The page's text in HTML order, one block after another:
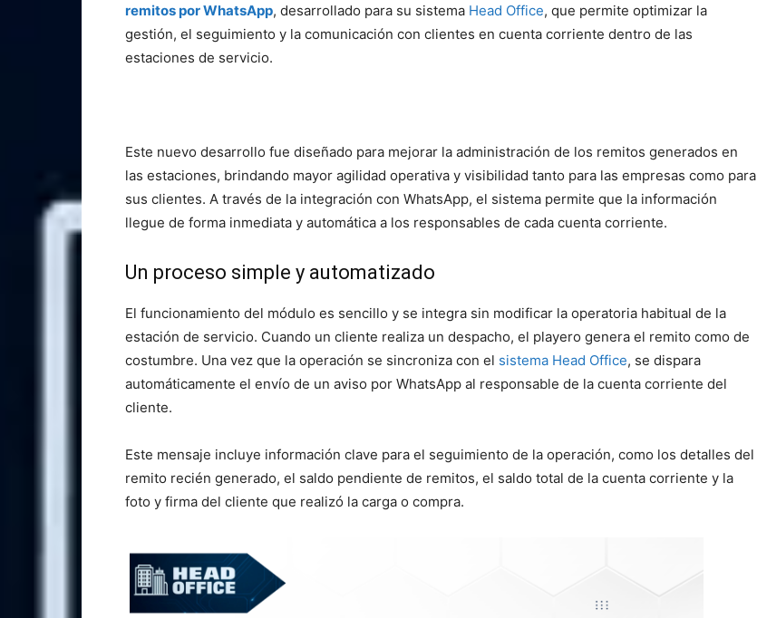
remitos por WhatsApp, desarrollado para su sistema Head Office, que permite optimizar la
gestión, el seguimiento y la comunicación con clientes en cuenta corriente dentro de las
estaciones de servicio.
Este nuevo desarrollo fue diseñado para mejorar la administración de los remitos generados en
las estaciones, brindando mayor agilidad operativa y visibilidad tanto para las empresas como para
sus clientes. A través de la integración con WhatsApp, el sistema permite que la información
llegue de forma inmediata y automática a los responsables de cada cuenta corriente.
Un proceso simple y automatizado
El funcionamiento del módulo es sencillo y se integra sin modificar la operatoria habitual de la
estación de servicio. Cuando un cliente realiza un despacho, el playero genera el remito como de
costumbre. Una vez que la operación se sincroniza con el sistema Head Office, se dispara
automáticamente el envío de un aviso por WhatsApp al responsable de la cuenta corriente del
cliente.
Este mensaje incluye información clave para el seguimiento de la operación, como los detalles del
remito recién generado, el saldo pendiente de remitos, el saldo total de la cuenta corriente y la
foto y firma del cliente que realizó la carga o compra.